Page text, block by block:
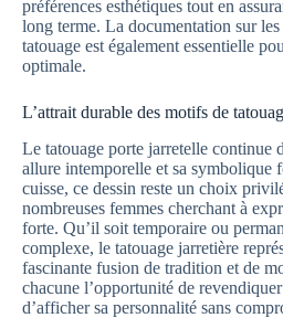
préférences esthétiques tout en
long terme. La documentation sur
tatouage est également essentielle
optimale.
L’attrait durable des motifs de
Le tatouage porte jarretelle continue
allure intemporelle et sa symbolique
cuisse, ce dessin reste un choix
nombreuses femmes cherchant à
forte. Qu’il soit temporaire ou
complexe, le tatouage jarretière
fascinante fusion de tradition et de
chacune l’opportunité de
d’afficher sa personnalité sans